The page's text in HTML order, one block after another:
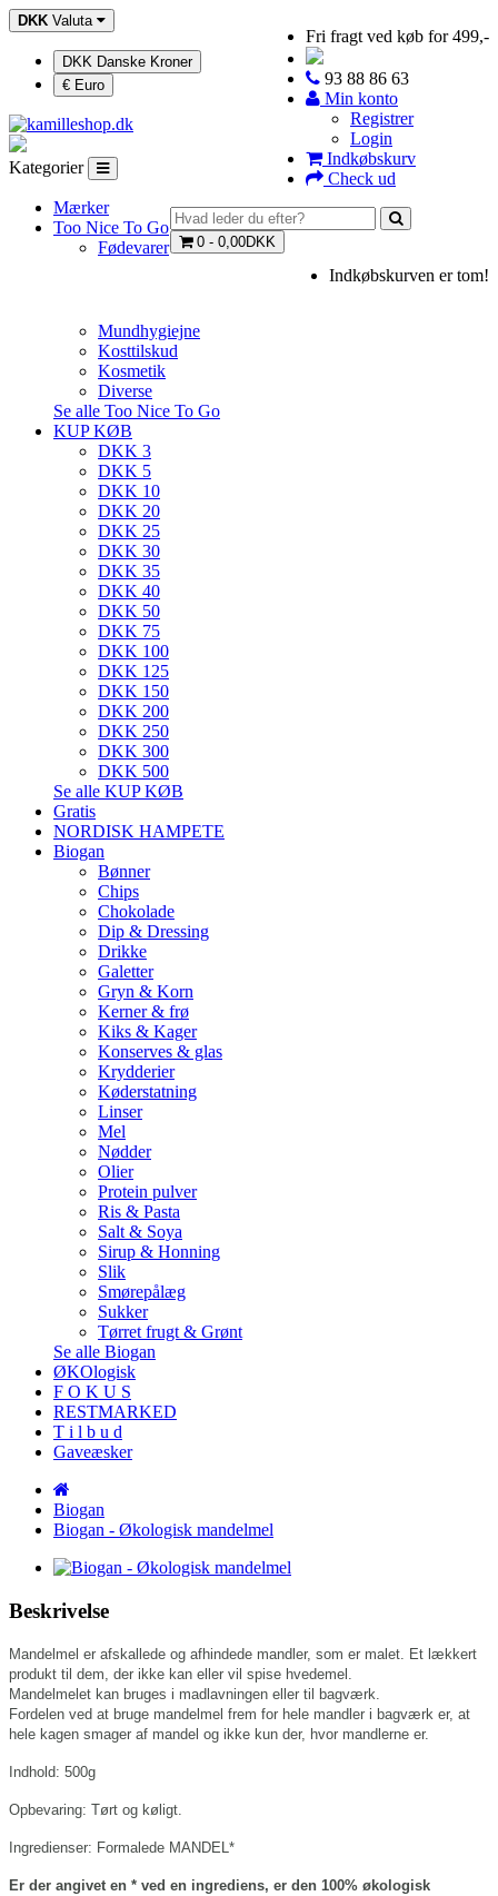
DKK Valuta
DKK Danske Kroner
€ Euro
Fri fragt ved køb for 499,-
93 88 86 63
Min konto
Registrer
Login
Indkøbskurv
Check ud
0 - 0,00DKK
Indkøbskurven er tom!
Kategorier
Mærker
Too Nice To Go
Fødevarer
Mundhygiejne
Kosttilskud
Kosmetik
Diverse
Se alle Too Nice To Go
KUP KØB
DKK 3
DKK 5
DKK 10
DKK 20
DKK 25
DKK 30
DKK 35
DKK 40
DKK 50
DKK 75
DKK 100
DKK 125
DKK 150
DKK 200
DKK 250
DKK 300
DKK 500
Se alle KUP KØB
Gratis
NORDISK HAMPETE
Biogan
Bønner
Chips
Chokolade
Dip & Dressing
Drikke
Galetter
Gryn & Korn
Kerner & frø
Kiks & Kager
Konserves & glas
Krydderier
Køderstatning
Linser
Mel
Nødder
Olier
Protein pulver
Ris & Pasta
Salt & Soya
Sirup & Honning
Slik
Smørepålæg
Sukker
Tørret frugt & Grønt
Se alle Biogan
ØKOlogisk
F O K U S
RESTMARKED
T i l b u d
Gaveæsker
Biogan
Biogan - Økologisk mandelmel
Beskrivelse
Mandelmel er afskallede og afhindede mandler, som er malet. Et lækkert
produkt til dem, der ikke kan eller vil spise hvedemel.
Mandelmelet kan bruges i madlavningen eller til bagværk.
Fordelen ved at bruge mandelmel frem for hele mandler i bagværk er, at
hele kagen smager af mandel og ikke kun der, hvor mandlerne er.
Indhold: 500g
Opbevaring: Tørt og køligt.
Ingredienser: Formalede MANDEL*
Er der angivet en * ved en ingrediens, er den 100% økologisk